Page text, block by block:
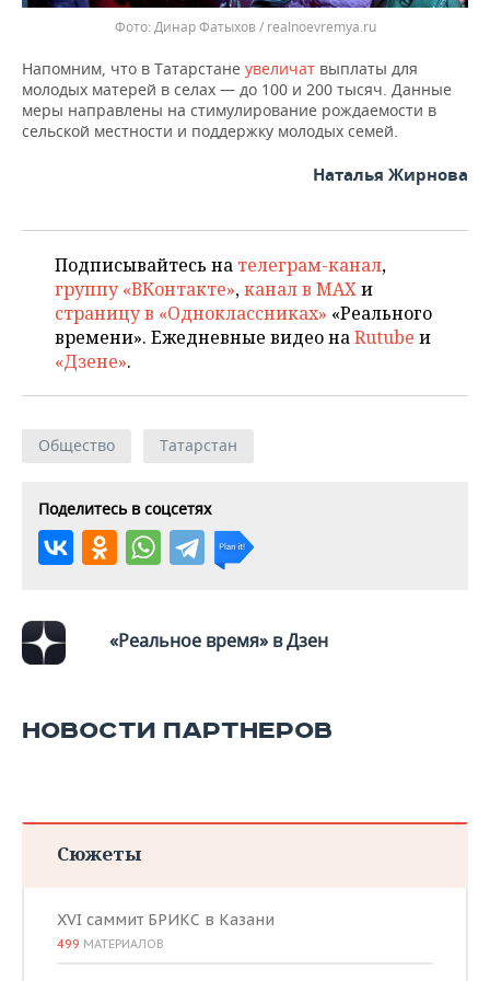
Динар Фатыхов / realnoevremya.ru
Напомним, что в Татарстане увеличат выплаты для
молодых матерей в селах — до 100 и 200 тысяч. Данные
меры направлены на стимулирование рождаемости в
сельской местности и поддержку молодых семей.
Наталья Жирнова
Подписывайтесь на телеграм-канал,
группу «ВКонтакте»,канал в MAXи
страницу в «Одноклассниках» «Реального
времени». Ежедневные видео наRutube и
«Дзене».
Общество Татарстан
Поделитесь в соцсетях
«Реальное время» в Дзен
НОВОСТИ ПАРТНЕРОВ
Сюжеты
XVI саммит БРИКС в Казани
499 МАТЕРИАЛОВ